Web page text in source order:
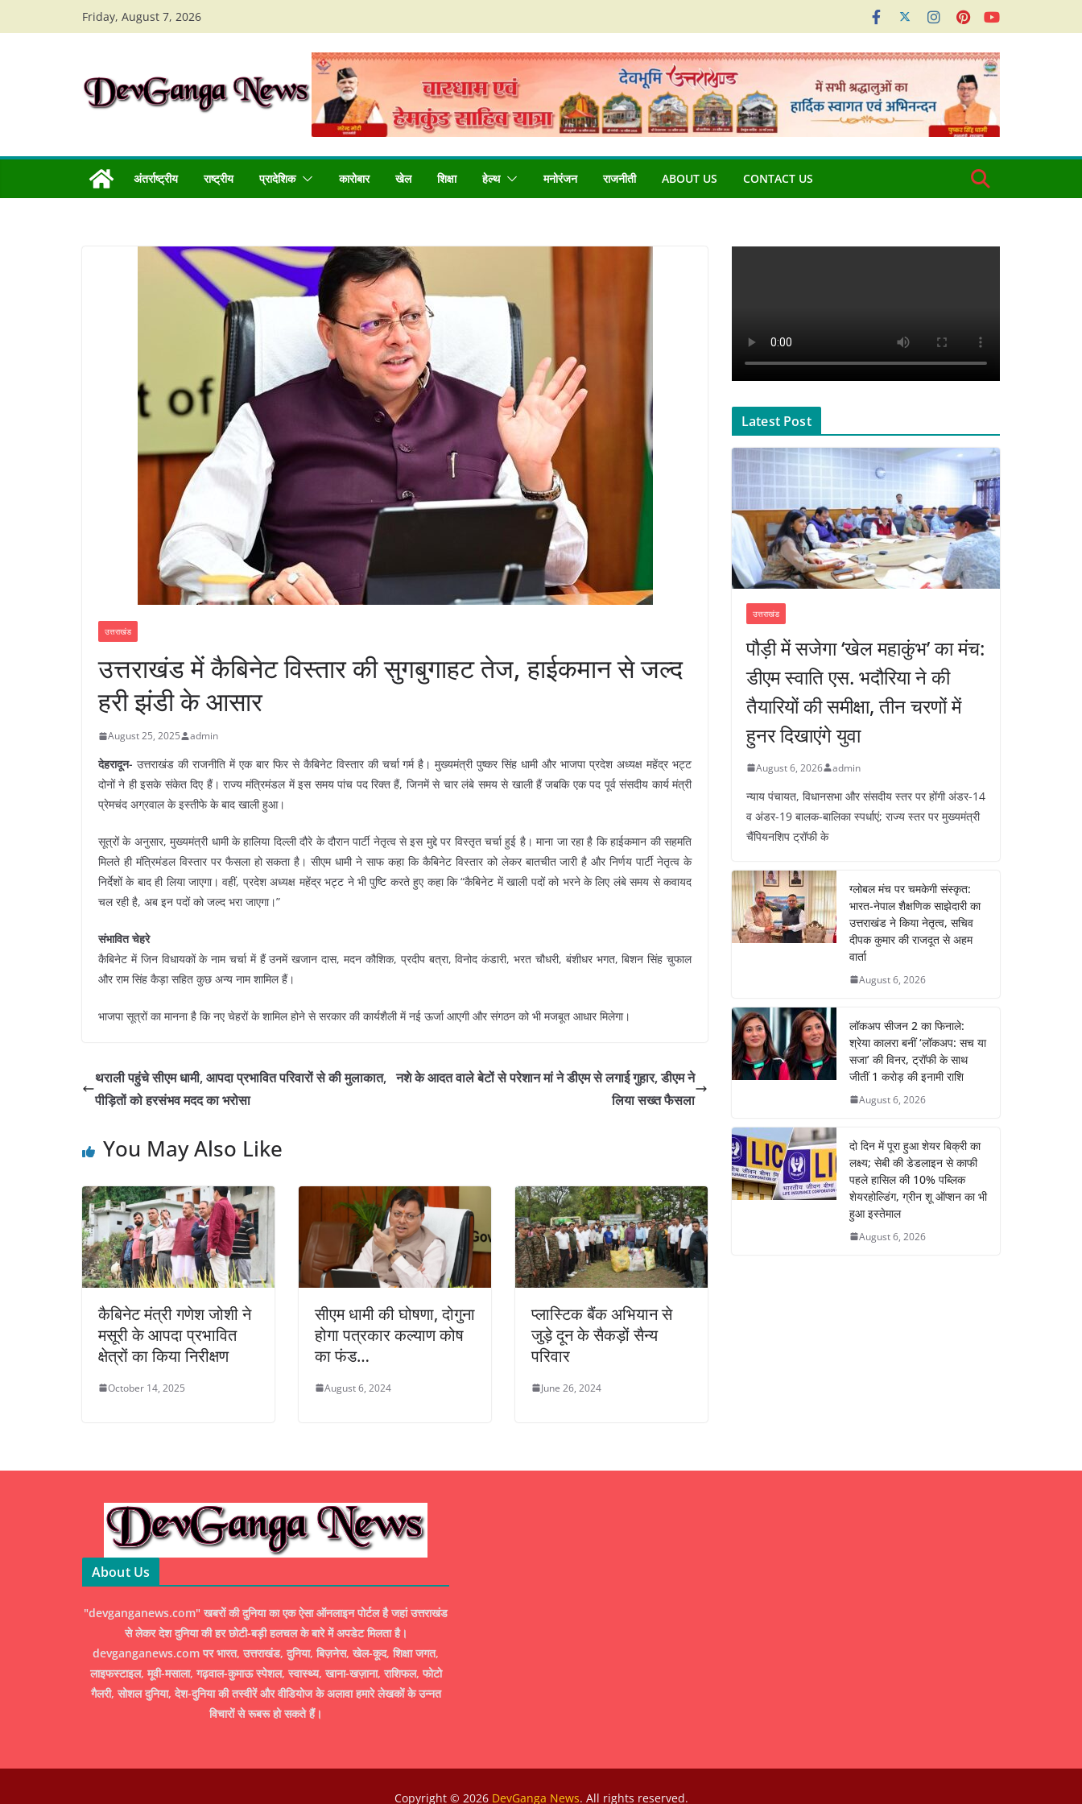
to
Friday, August 7, 2026
अंतर्राष्ट्रीय राष्ट्रीय प्रादेशिक कारोबार खेल शिक्षा हेल्थ मनोरंजन राजनीती ABOUT US CONTACT US
उत्तराखंड
उत्तराखंड में कैबिनेट विस्तार की सुगबुगाहट तेज, हाईकमान से जल्द
हरी झंडी के आसार
August 25, 2025 admin
देहरादून- उत्तराखंड की राजनीति में एक बार फिर से कैबिनेट विस्तार की चर्चा गर्म है। मुख्यमंत्री पुष्कर सिंह धामी और भाजपा प्रदेश अध्यक्ष महेंद्र भट्ट
दोनों ने ही इसके संकेत दिए हैं। राज्य मंत्रिमंडल में इस समय पांच पद रिक्त हैं, जिनमें से चार लंबे समय से खाली हैं जबकि एक पद पूर्व संसदीय कार्य मंत्री
प्रेमचंद अग्रवाल के इस्तीफे के बाद खाली हुआ।
सूत्रों के अनुसार, मुख्यमंत्री धामी के हालिया दिल्ली दौरे के दौरान पार्टी नेतृत्व से इस मुद्दे पर विस्तृत चर्चा हुई है। माना जा रहा है कि हाईकमान की सहमति
मिलते ही मंत्रिमंडल विस्तार पर फैसला हो सकता है। सीएम धामी ने साफ कहा कि कैबिनेट विस्तार को लेकर बातचीत जारी है और निर्णय पार्टी नेतृत्व के
निर्देशों के बाद ही लिया जाएगा। वहीं, प्रदेश अध्यक्ष महेंद्र भट्ट ने भी पुष्टि करते हुए कहा कि “कैबिनेट में खाली पदों को भरने के लिए लंबे समय से कवायद
चल रही है, अब इन पदों को जल्द भरा जाएगा।”
संभावित चेहरे
कैबिनेट में जिन विधायकों के नाम चर्चा में हैं उनमें खजान दास, मदन कौशिक, प्रदीप बत्रा, विनोद कंडारी, भरत चौधरी, बंशीधर भगत, बिशन सिंह चुफाल
और राम सिंह कैड़ा सहित कुछ अन्य नाम शामिल हैं।
भाजपा सूत्रों का मानना है कि नए चेहरों के शामिल होने से सरकार की कार्यशैली में नई ऊर्जा आएगी और संगठन को भी मजबूत आधार मिलेगा।
थराली पहुंचे सीएम धामी, आपदा प्रभावित परिवारों से की मुलाकात,
पीड़ितों को हरसंभव मदद का भरोसा
नशे के आदत वाले बेटों से परेशान मां ने डीएम से लगाई गुहार, डीएम ने
लिया सख्त फैसला
You May Also Like
कैबिनेट मंत्री गणेश जोशी ने
मसूरी के आपदा प्रभावित
क्षेत्रों का किया निरीक्षण
October 14, 2025
सीएम धामी की घोषणा, दोगुना
होगा पत्रकार कल्याण कोष
का फंड…
August 6, 2024
प्लास्टिक बैंक अभियान से
जुड़े दून के सैकड़ों सैन्य
परिवार
June 26, 2024
Latest Post
उत्तराखंड
पौड़ी में सजेगा ‘खेल महाकुंभ’ का मंच:
डीएम स्वाति एस. भदौरिया ने की
तैयारियों की समीक्षा, तीन चरणों में
हुनर दिखाएंगे युवा
August 6, 2026 admin
न्याय पंचायत, विधानसभा और संसदीय स्तर पर होंगी अंडर-14
व अंडर-19 बालक-बालिका स्पर्धाएं; राज्य स्तर पर मुख्यमंत्री
चैंपियनशिप ट्रॉफी के
ग्लोबल मंच पर चमकेगी संस्कृत:
भारत-नेपाल शैक्षणिक साझेदारी का
उत्तराखंड ने किया नेतृत्व, सचिव
दीपक कुमार की राजदूत से अहम
वार्ता
August 6, 2026
लॉकअप सीजन 2 का फिनाले:
श्रेया कालरा बनीं ‘लॉकअप: सच या
सजा’ की विनर, ट्रॉफी के साथ
जीतीं 1 करोड़ की इनामी राशि
August 6, 2026
दो दिन में पूरा हुआ शेयर बिक्री का
लक्ष्य; सेबी की डेडलाइन से काफी
पहले हासिल की 10% पब्लिक
शेयरहोल्डिंग, ग्रीन शू ऑप्शन का भी
हुआ इस्तेमाल
August 6, 2026
About Us
"devganganews.com" खबरों की दुनिया का एक ऐसा ऑनलाइन पोर्टल है जहां उत्तराखंड
से लेकर देश दुनिया की हर छोटी-बड़ी हलचल के बारे में अपडेट मिलता है।
devganganews.com पर भारत, उत्तराखंड, दुनिया, बिज़नेस, खेल-कूद, शिक्षा जगत,
लाइफस्टाइल, मूवी-मसाला, गढ़वाल-कुमाऊ स्पेशल, स्वास्थ्य, खाना-खज़ाना, राशिफल, फोटो
गैलरी, सोशल दुनिया, देश-दुनिया की तस्वीरें और वीडियोज के अलावा हमारे लेखकों के उन्नत
विचारों से रूबरू हो सकते हैं।
Copyright © 2026 DevGanga News. All rights reserved.